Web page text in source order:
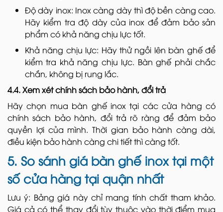
Độ dày inox: Inox càng dày thì độ bền càng cao.
Hãy kiểm tra độ dày của inox để đảm bảo sản
phẩm có khả năng chịu lực tốt.
Khả năng chịu lực: Hãy thử ngồi lên bàn ghế để
kiểm tra khả năng chịu lực. Bàn ghế phải chắc
chắn, không bị rung lắc.
4.4. Xem xét chính sách bảo hành, đổi trả
Hãy chọn mua bàn ghế inox tại các cửa hàng có
chính sách bảo hành, đổi trả rõ ràng để đảm bảo
quyền lợi của mình. Thời gian bảo hành càng dài,
điều kiện bảo hành càng chi tiết thì càng tốt.
5. So sánh giá bàn ghế inox tại một
số cửa hàng tại quận nhất
Lưu ý: Bảng giá này chỉ mang tính chất tham khảo.
Giá cả có thể thay đổi tùy thuộc vào thời điểm mua